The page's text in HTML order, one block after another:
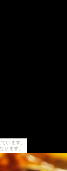
います。
ります。